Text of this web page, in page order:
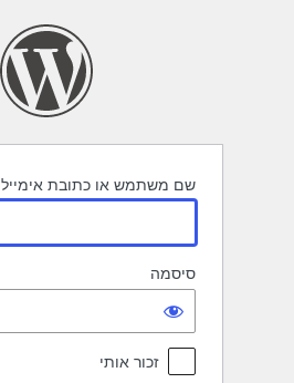
שם משתמש או כתובת אימייל
סיסמה
זכור אותי